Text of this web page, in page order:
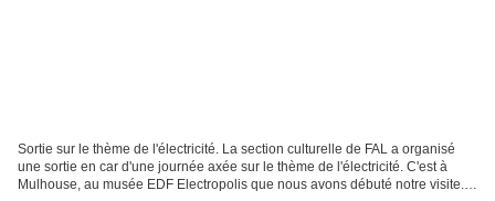
Sortie sur le thème de l'électricité. La section culturelle de FAL a organisé
une sortie en car d'une journée axée sur le thème de l'électricité. C'est à
Mulhouse, au musée EDF Electropolis que nous avons débuté notre visite.